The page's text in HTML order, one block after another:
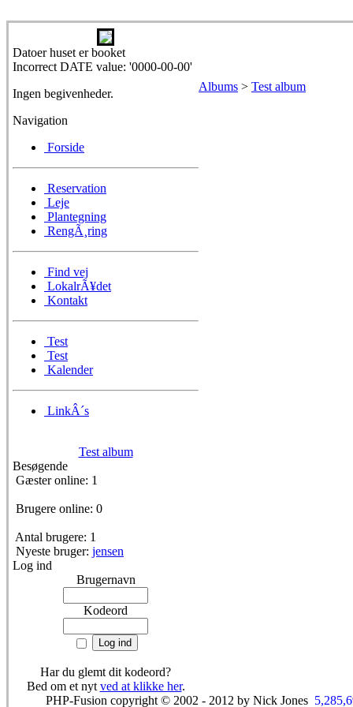
Datoer huset er booket
Incorrect DATE value: '0000-00-00'
Ingen begivenheder.
Navigation
Forside
Reservation
Leje
Plantegning
RengÃ¸ring
Find vej
LokalrÃ¥det
Kontakt
Test
Test
Kalender
LinkÂ´s
Test album
Besøgende
Gæster online: 1
Brugere online: 0
Antal brugere: 1
Nyeste bruger: jensen
Log ind
Brugernavn
Kodeord
Har du glemt dit kodeord?
Bed om et nyt ved at klikke her.
Albums > Test album
PHP-Fusion copyright © 2002 - 2012 by Nick Jones